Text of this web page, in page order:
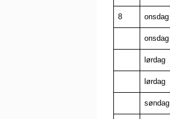
8 onsdag
onsdag
lørdag
lørdag
søndag